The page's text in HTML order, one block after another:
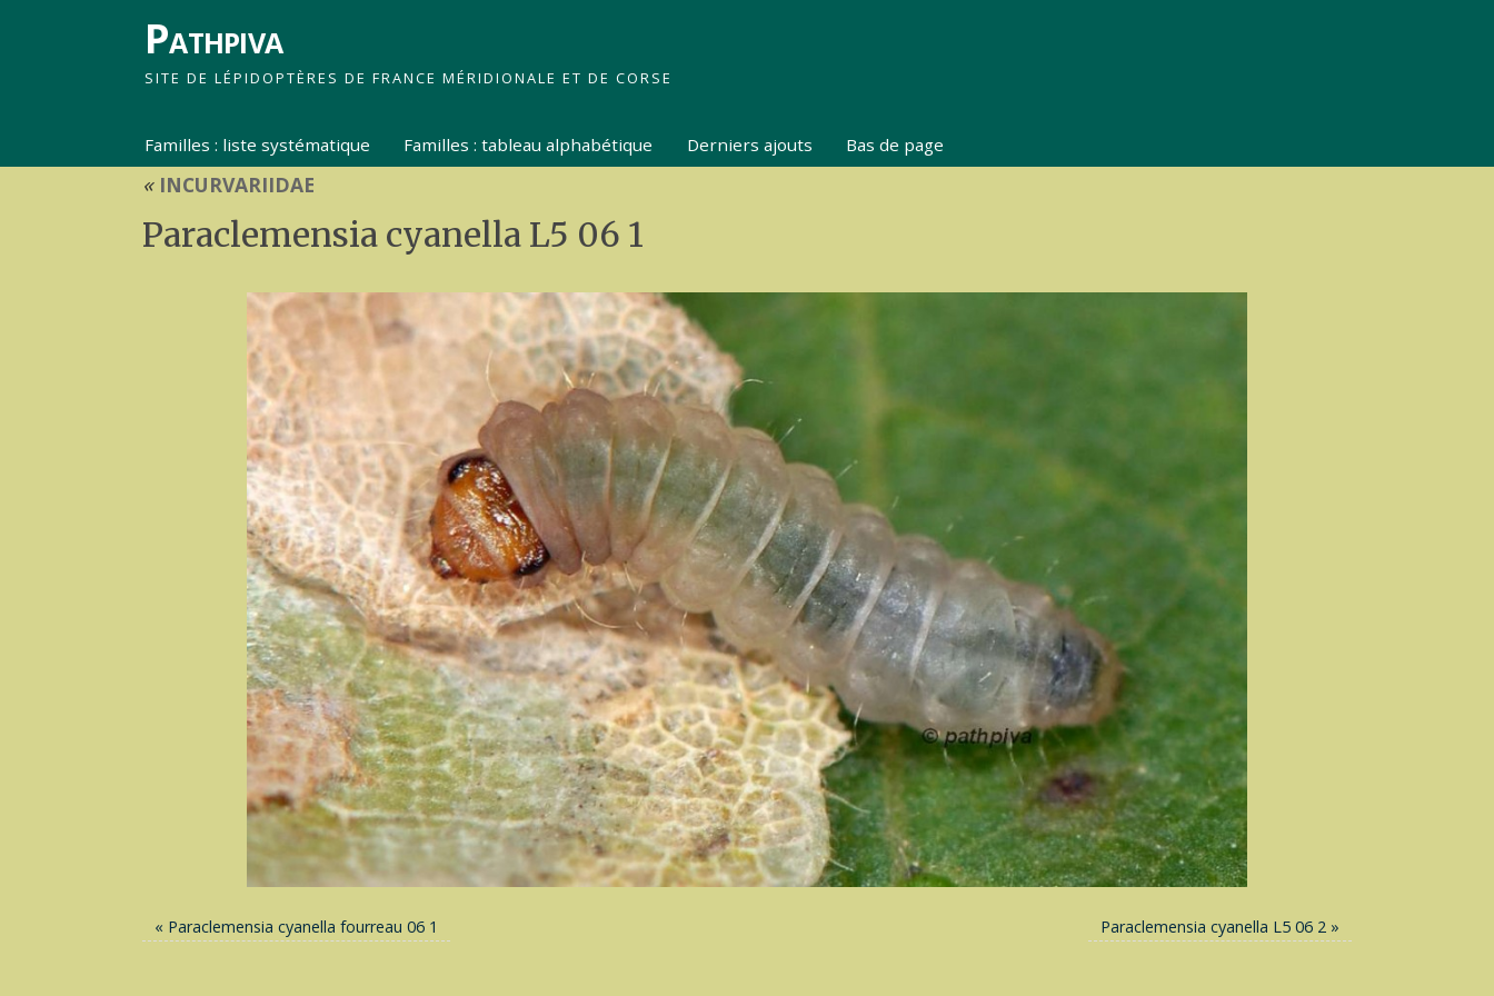
Pathpiva
SITE DE LÉPIDOPTÈRES DE FRANCE MÉRIDIONALE ET DE CORSE
Familles : liste systématique Familles : tableau alphabétique Derniers ajouts Bas de page
«INCURVARIIDAE
Paraclemensia cyanella L5 06 1
« Paraclemensia cyanella fourreau 06 1 Paraclemensia cyanella L5 06 2 »